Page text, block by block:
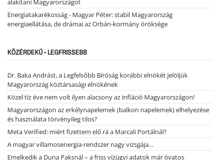
alakítani Magyarországot
Energiatakarékosság - Magyar Péter: stabil Magyarország
energiaellátása, de drámai az Orbán-kormány öröksége
KÖZÉRDEKŰ - LEGFRISSEBB
Dr. Baka Andrást, a Legfelsőbb Bíróság korábbi elnökét jelöljük
Magyarország köztársasági elnökének
Közel tíz éve nem volt ilyen alacsony az infláció Magyarországon!
Magyarországon az erkélynapelemek (balkon napelemek) elhelyezése
és használata törvényileg tilos?
Meta Verified: miért fizettem elő rá a Marcali Portálnál?
A magyar villamosenergia-rendszer nagy vizsgája…
Emelkedik a Duna Paksnál – a friss vízügyi adatok már óvatos